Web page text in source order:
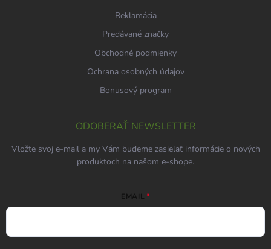
Reklamácia
Predávané značky
Obchodné podmienky
Ochrana osobných údajov
Bonusový program
ODOBERAŤ NEWSLETTER
Vložte svoj e-mail a my Vám budeme zasielať informácie o nových
produktoch na našom e-shope.
EMAIL